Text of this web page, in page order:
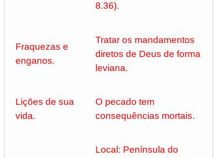
8.36).
Fraquezas e
enganos.
Tratar os mandamentos
diretos de Deus de forma
leviana.
Lições de sua
vida.
O pecado tem
consequências mortais.
Local: Península do